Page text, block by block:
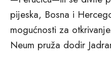
pijeska, Bosna i
mogućnosti za
Neum pruža dodir